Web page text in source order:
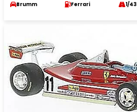
Brumm Ferrari 1/43